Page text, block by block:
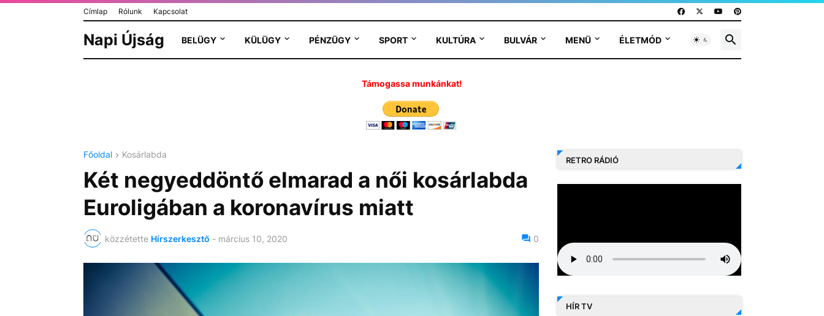
Címlap Rólunk Kapcsolat
Napi Újság BELÜGY KÜLÜGY PÉNZÜGY SPORT KULTÚRA BULVÁR MENÜ ÉLETMÓD
Támogassa munkánkat!
Főoldal Kosárlabda
Két negyeddöntő elmarad a női kosárlabda
Euroligában a koronavírus miatt
közzétette Hírszerkesztő - március 10, 2020 0
RETRO RÁDIÓ
HÍR TV